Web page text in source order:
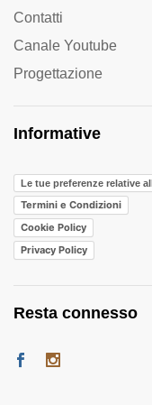
Contatti
Canale Youtube
Progettazione
Informative
Le tue preferenze relative
Termini e Condizioni
Cookie Policy
Privacy Policy
Resta connesso